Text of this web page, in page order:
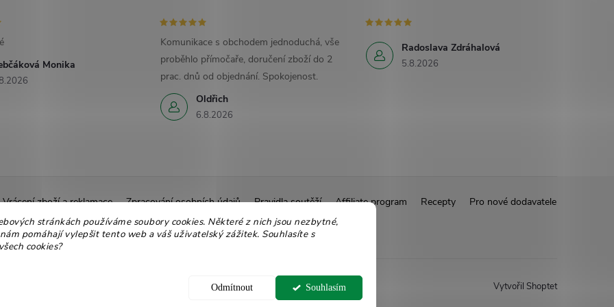
stránkách používáme soubory cookies. Některé z nich jsou nezbytné,
pomáhají vylepšit tento web a váš uživatelský zážitek. Souhlasíte s
cookies?
Odmítnout Souhlasím
Monika
Oldřich
6.8.2026
Komunikace s obchodem jednoduchá, vše
proběhlo přímočaře, doručení zboží do 2
prac. dnů od objednání. Spokojenost.
Radoslava Zdráhalová
5.8.2026
Vrácení zboží a reklamace Zpracování osobních údajů Pravidla soutěží Affiliate program Recepty
Pro nové dodavatele
Ekologické balení
Moje objednávka
Vytvořil Shoptet